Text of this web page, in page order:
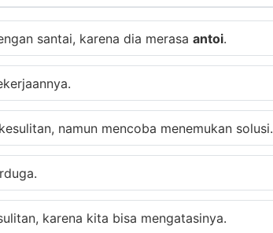
santai, karena dia merasa antoi.
namun mencoba menemukan solusi.
karena kita bisa mengatasinya.